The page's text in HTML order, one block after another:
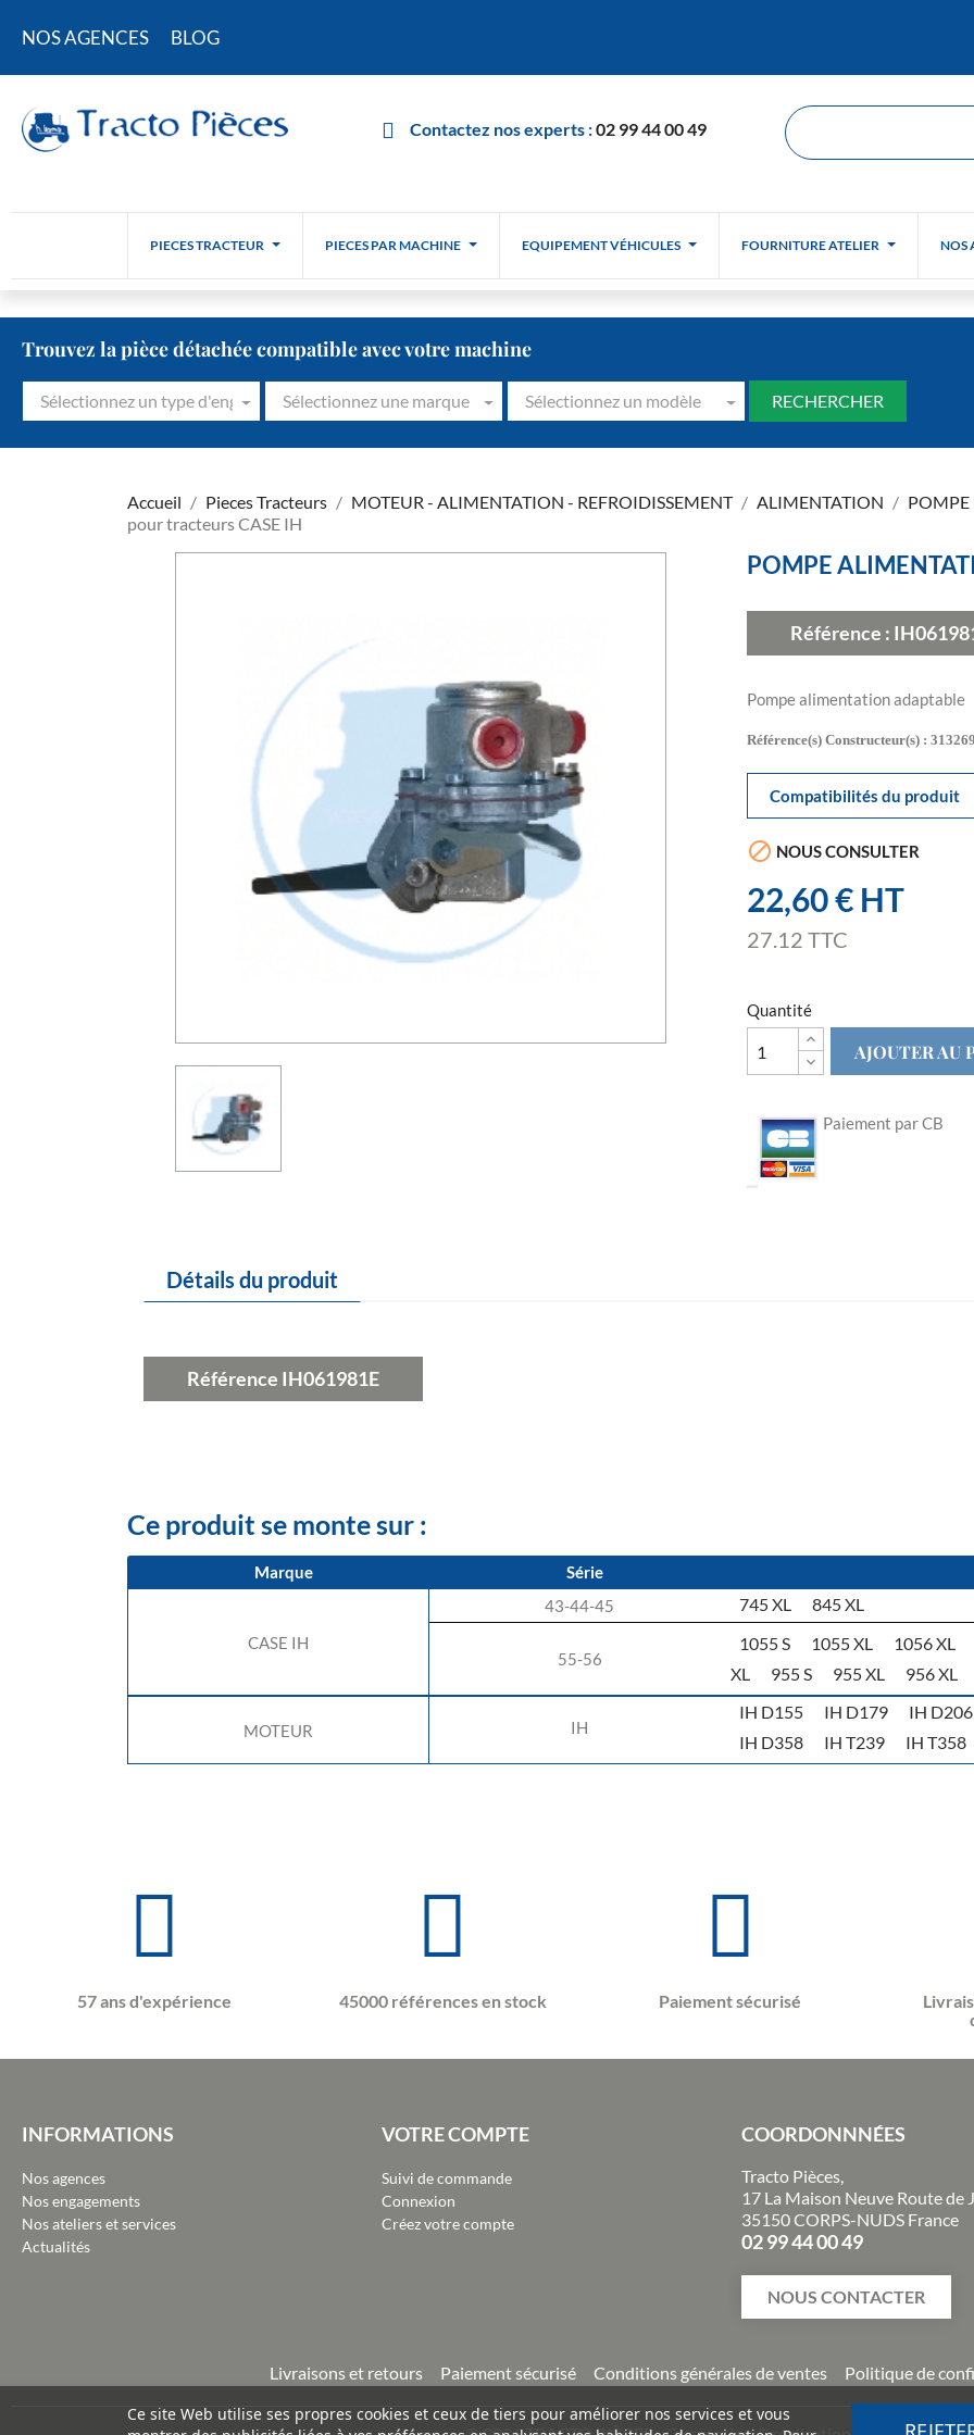
NOS AGENCES BLOG
Contactez nos experts :02 99 44 00 49
PIECES TRACTEUR PIECES PAR MACHINE EQUIPEMENT VÉHICULES FOURNITURE ATELIER NOS
Trouvez la pièce détachée compatible avec votre machine
Sélectionnez un type d'engin Sélectionnez une marque Sélectionnez un modèle
Accueil Pieces Tracteurs MOTEUR - ALIMENTATION - REFROIDISSEMENT ALIMENTATION
pour tracteurs CASE IH
POMPE
Référence :
Pompe alimentation adaptable
Référence(s) Constructeur(s) :
Compatibilités du produit
 NOUS CONSULTER
22,60 € HT
27.12 TTC
Quantité
AJOUTER AU
Paiement par CB
Détails du produit
Référence IH061981E
Ce produit se monte sur :
Marque Série
CASE IH
43-44-45 745 XL 845 XL
55-56
1055 S 1055 XL 1056 XL
XL
955 S 955 XL 956 XL
MOTEUR IH
IH D155 IH D179 IH D206
IH D358
IH T239 IH T358
57 ans d'expérience 45000 références en stock Paiement sécurisé
INFORMATIONS
Nos agences
Nos engagements
Nos ateliers et services
Actualités
VOTRE COMPTE
Suivi de commande
Connexion
Créez votre compte
COORDONNNÉES
Tracto Pièces,
17 La Maison Neuve Route de
35150 CORPS-NUDS France
02 99 44 00 49
NOUS CONTACTER
Livraisons et retours Paiement sécurisé Conditions générales de ventes Politique de
Ce site Web utilise ses propres cookies et ceux de tiers pour améliorer nos services et vous